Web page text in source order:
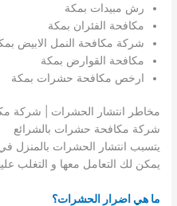
رش مبيدات بمكة
مكافحة الفئران بمكة
شركة مكافحة النمل الابيض
مكافحة القوارض بمكة
ارخص مكافحة حشرات بمكة
مخاطر انتشار الحشرات | شركة
شركة مكافحة حشرات بالشرائع
يتسبب انتشار الحشرات بالمنزل
يمكن لك التعامل معها و التغلب
ما هي اضرار الحشرات؟